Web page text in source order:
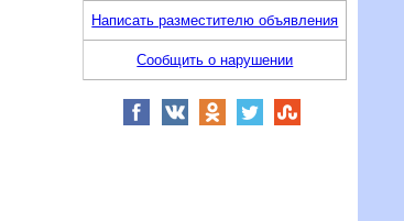
Написать разместителю объявления
Сообщить о нарушении